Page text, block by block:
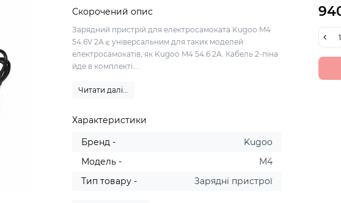
Скорочений опис
Зарядний пристрій для електросамоката Kugoo M4
54.6V 2A є універсальним для таких моделей
електросамокатів, як Kugoo M4 54.6 2A. Кабель 2-піна
йде в комплекті....
Читати далі...
Характеристики
Бренд -
Kugoo
Модель -
M4
Тип товару -
Зарядні пристрої